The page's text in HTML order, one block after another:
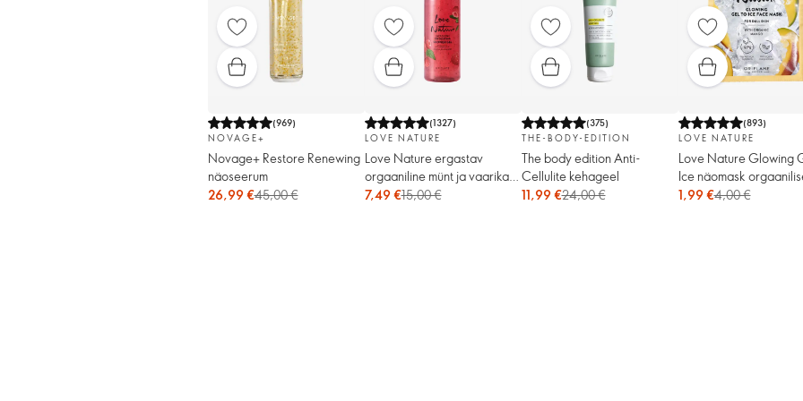
(969)
NOVAGE+
Novage+ Restore Renewing
näoseerum
26,99 €45,00 €
(1327)
LOVE NATURE
Love Nature ergastav
orgaaniline münt ja vaarikas
kooriv dušigeel, suur
7,49 €15,00 €
(375)
THE-BODY-EDITION
The body edition Anti-
Cellulite kehageel
11,99 €24,00 €
(893)
LOVE NATURE
Love Nature Glowing
Ice näomask
mangoga
1,99 €4,00 €